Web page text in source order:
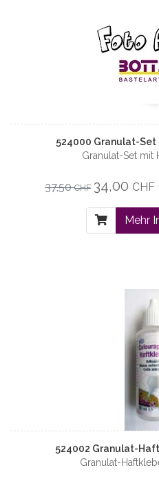
524000 Granulat-
Granulat-Set mit
37,50CHF 34,00 CHF
Mehr
524002 Granulat-
Granulat-